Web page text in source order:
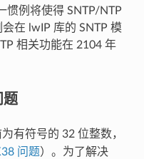
例将使得 SNTP/NTP
在 lwIP 库的 SNTP 模
相关功能在 2104 年
有符号的 32 位整数，
问题）。为了解决